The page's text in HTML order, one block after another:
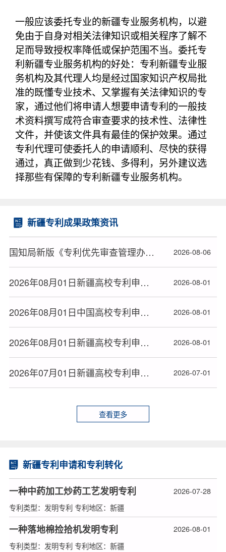
一般应该委托专业的新疆专业服务机构，以避
免由于自身对相关法律知识或相关程序了解不
足而导致授权率降低或保护范围不当。委托专
利新疆专业服务机构的好处：专利新疆专业服
务机构及其代理人均是经过国家知识产权局批
准的既懂专业技术、又掌握有关法律知识的专
家，通过他们将申请人想要申请专利的一般技
术资料撰写成符合审查要求的技术性、法律性
文件，并使该文件具有最佳的保护效果。通过
专利代理可使委托人的申请顺利、尽快的获得
通过，真正做到少花钱、多得利，另外建议选
择那些有保障的专利新疆专业服务机构。
新疆专利成果政策资讯
国知局新版《专利优先审查管理办法》2026年9月1日起施行 2026-08-06
2026年08月01日新疆高校专利申请授权量排名大数据分析报告 2026-08-01
2026年08月01日中国高校专利申请授权量排名大数据报告 2026-08-01
2026年08月01日新疆高校专利申请授权统计大数据报告(按地市) 2026-08-01
2026年07月01日新疆高校专利申请授权量排名大数据分析报告 2026-07-01
查看更多
新疆专利申请和专利转化
一种中药加工炒药工艺发明专利
2026-07-28
专利类型：发明专利 专利地区：新疆
一种落地棉捡拾机发明专利
2026-08-01
专利类型：发明专利 专利地区：新疆